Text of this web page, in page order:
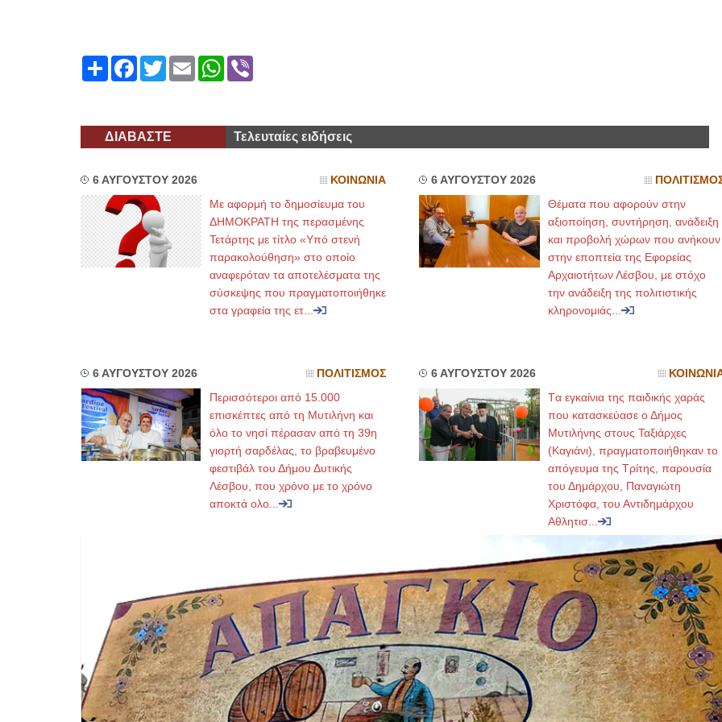
ShareFacebook
TwitterEmailWhatsApp
Viber
ΔΙΑΒΑΣΤΕ Τελευταίες ειδήσεις
6 ΑΥΓΟΥΣΤΟΥ 2026 ΚΟΙΝΩΝΙΑ
Με αφορμή το δημοσίευμα του
ΔΗΜΟΚΡΑΤΗ της περασμένης
Τετάρτης με τίτλο «Υπό στενή
παρακολούθηση» στο οποίο
αναφερόταν τα αποτελέσματα της
σύσκεψης που πραγματοποιήθηκε
στα γραφεία της ετ...
6 ΑΥΓΟΥΣΤΟΥ 2026
Θέματα που αφορούν στην
αξιοποίηση, συντήρηση, ανάδειξη
και προβολή χώρων που ανήκουν
στην εποπτεία της Εφορείας
Αρχαιοτήτων Λέσβου, με στόχο
την ανάδειξη της πολιτιστικής
κληρονομιάς...
6 ΑΥΓΟΥΣΤΟΥ 2026 ΠΟΛΙΤΙΣΜΟΣ
Περισσότεροι από 15.000
επισκέπτες από τη Μυτιλήνη και
όλο το νησί πέρασαν από τη 39η
γιορτή σαρδέλας, το βραβευμένο
φεστιβάλ του Δήμου Δυτικής
Λέσβου, που χρόνο με το χρόνο
αποκτά ολο...
6 ΑΥΓΟΥΣΤΟΥ 2026
Tα εγκαίνια της παιδικής χαράς
που κατασκεύασε ο Δήμος
Μυτιλήνης στους Ταξιάρχες
(Καγιάνι), πραγματοποιήθηκαν το
απόγευμα της Τρίτης, παρουσία
του Δημάρχου, Παναγιώτη
Χριστόφα, του Αντιδημάρχου
Αθλητισ...